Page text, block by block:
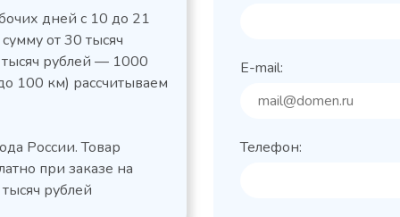
стол Polair
1050421d
х Ш х В),
1200x605x850/91
0
Холодильный
Polair ШХФ-0,2
Расход
дней с 10 до 21
сумму от 30 тысяч
рублей — 1000
100 км) рассчитываем
России. Товар
при заказе на
рублей
E-mail:
Телефон: